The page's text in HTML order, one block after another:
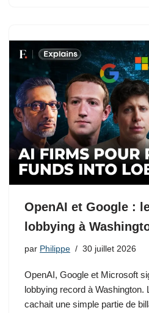
OpenAI et Google :
lobbying à
par Philippe 30 juillet 2026
OpenAI, Google et Microsoft
lobbying record à Washington.
cachait une simple partie de